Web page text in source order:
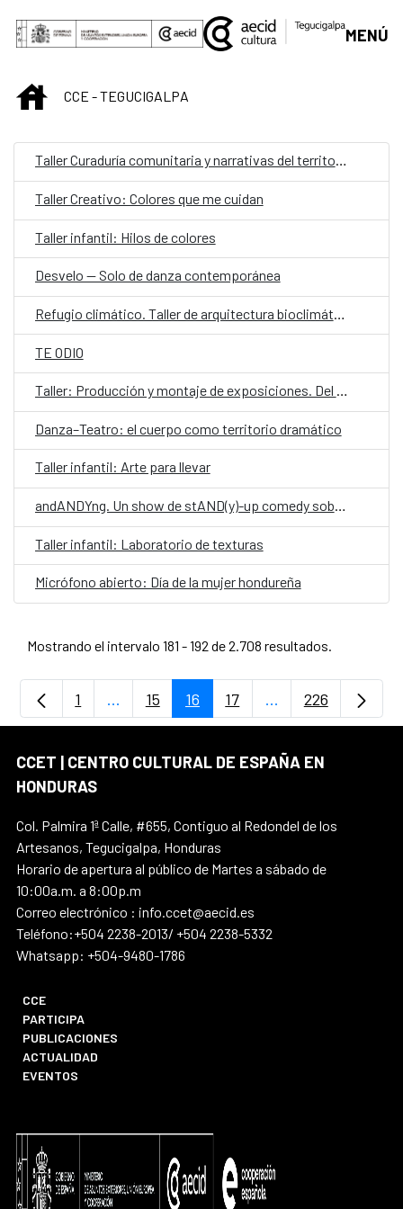
Saltar al contenido principal
MENÚ
INICIOCCE - TEGUCIGALPA
Taller Curaduría comunitaria y narrativas del territorio
Taller Creativo: Colores que me cuidan
Taller infantil: Hilos de colores
Desvelo — Solo de danza contemporánea
Refugio climático. Taller de arquitectura bioclimática y proyecto aplicado
TE ODIO
Taller: Producción y montaje de exposiciones. Del concepto a la realidad
Danza–Teatro: el cuerpo como territorio dramático
Taller infantil: Arte para llevar
andANDYng. Un show de stAND(y)-up comedy sobre vivir, morir y llegar a los treinta.
Taller infantil: Laboratorio de texturas
Micrófono abierto: Día de la mujer hondureña
Mostrando el intervalo 181 - 192 de 2.708 resultados.
Página
1 ...Páginas intermedias Use TAB para
Página
15 Página
16 Página
17 ...PáginasPágina
226
CCET | CENTRO CULTURAL DE ESPAÑA EN
HONDURAS
Col. Palmira 1ª Calle, #655, Contiguo al Redondel de los
Artesanos, Tegucigalpa, Honduras
Horario de apertura al público de Martes a sábado de
10:00a.m. a 8:00p.m
Correo electrónico : info.ccet@aecid.es
Teléfono:+504 2238-2013/ +504 2238-5332
Whatsapp: +504-9480-1786
CCE
PARTICIPA
PUBLICACIONES
ACTUALIDAD
EVENTOS